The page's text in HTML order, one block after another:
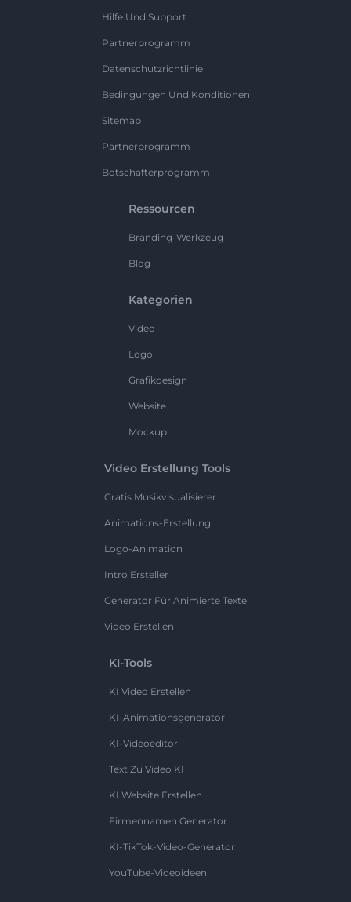
Hilfe Und Support
Partnerprogramm
Datenschutzrichtlinie
Bedingungen Und Konditionen
Sitemap
Partnerprogramm
Botschafterprogramm
Ressourcen
Branding-Werkzeug
Blog
Kategorien
Video
Logo
Grafikdesign
Website
Mockup
Video Erstellung Tools
Gratis Musikvisualisierer
Animations-Erstellung
Logo-Animation
Intro Ersteller
Generator Für Animierte Texte
Video Erstellen
KI-Tools
KI Video Erstellen
KI-Animationsgenerator
KI-Videoeditor
Text Zu Video KI
KI Website Erstellen
Firmennamen Generator
KI-TikTok-Video-Generator
YouTube-Videoideen